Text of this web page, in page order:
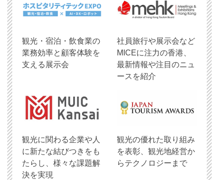
観光・宿泊・飲食業の
業務効率と顧客体験を
支える展示会
社員旅行や展示会など
MICEに注力の香港、
最新情報や注目のニュ
ースを紹介
観光に関わる企業や人
に新たな結びつきをも
たらし、様々な課題解
決を実現
観光の優れた取り組み
を表彰、観光地経営か
らテクノロジーまで